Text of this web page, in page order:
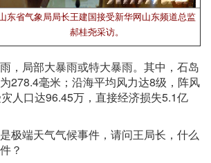
东省气象局局长王建国接受新华网山东频道总监
郝桂尧采访。
，局部大暴雨或特大暴雨。其中，石岛
278.4毫米；沿海平均风力达8级，阵风
人口达96.45万，直接经济损失5.1亿
极端天气气候事件，请问王局长，什么
？